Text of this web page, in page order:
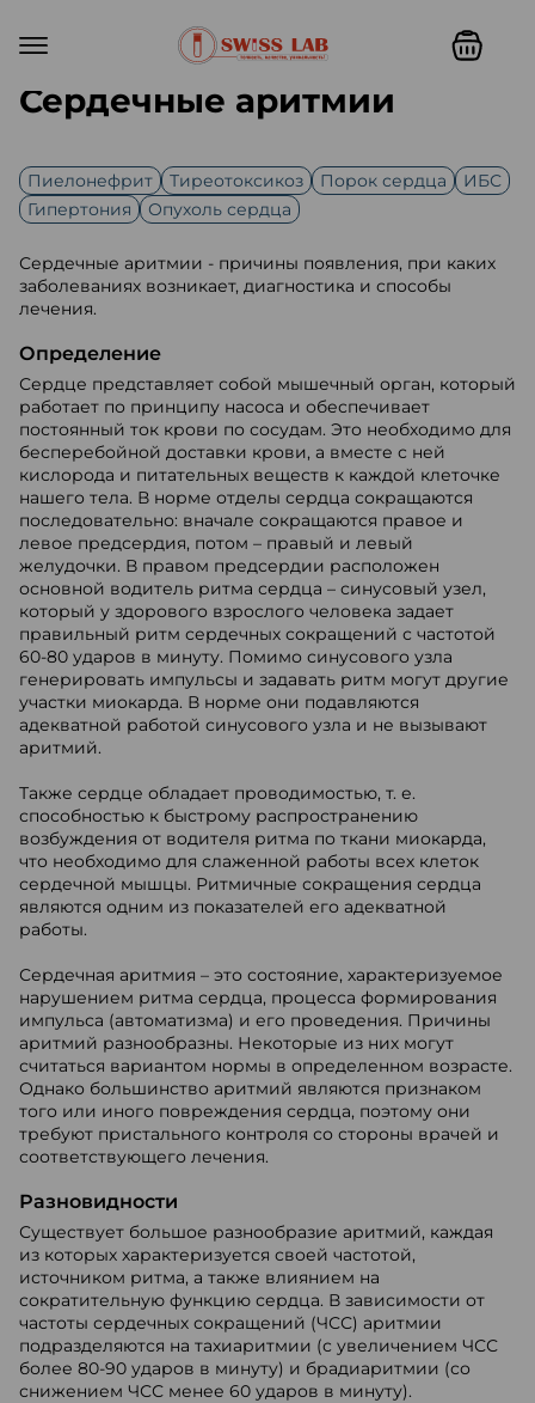
Сердечные аритмии
Пиелонефрит Тиреотоксикоз Порок сердца
ИБС
Гипертония
Опухоль сердца
Сердечные аритмии - причины появления, при каких
заболеваниях возникает, диагностика и способы
лечения.
Определение
Сердце представляет собой мышечный орган, который
работает по принципу насоса и обеспечивает
постоянный ток крови по сосудам. Это необходимо для
бесперебойной доставки крови, а вместе с ней
кислорода и питательных веществ к каждой клеточке
нашего тела. В норме отделы сердца сокращаются
последовательно: вначале сокращаются правое и
левое предсердия, потом – правый и левый
желудочки. В правом предсердии расположен
основной водитель ритма сердца – синусовый узел,
который у здорового взрослого человека задает
правильный ритм сердечных сокращений с частотой
60-80 ударов в минуту. Помимо синусового узла
генерировать импульсы и задавать ритм могут другие
участки миокарда. В норме они подавляются
адекватной работой синусового узла и не вызывают
аритмий.
Также сердце обладает проводимостью, т. е.
способностью к быстрому распространению
возбуждения от водителя ритма по ткани миокарда,
что необходимо для слаженной работы всех клеток
сердечной мышцы. Ритмичные сокращения сердца
являются одним из показателей его адекватной
работы.
Сердечная аритмия – это состояние, характеризуемое
нарушением ритма сердца, процесса формирования
импульса (автоматизма) и его проведения. Причины
аритмий разнообразны. Некоторые из них могут
считаться вариантом нормы в определенном возрасте.
Однако большинство аритмий являются признаком
того или иного повреждения сердца, поэтому они
требуют пристального контроля со стороны врачей и
соответствующего лечения.
Разновидности
Существует большое разнообразие аритмий, каждая
из которых характеризуется своей частотой,
источником ритма, а также влиянием на
сократительную функцию сердца. В зависимости от
частоты сердечных сокращений (ЧСС) аритмии
подразделяются на тахиаритмии (с увеличением ЧСС
более 80-90 ударов в минуту) и брадиаритмии (со
снижением ЧСС менее 60 ударов в минуту).